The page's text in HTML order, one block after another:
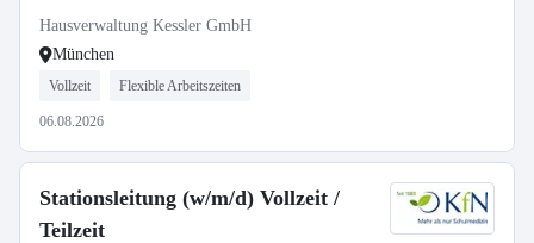
Hausverwaltung Kessler GmbH
München
Vollzeit Flexible Arbeitszeiten
06.08.2026
Stationsleitung (w/m/d) Vollzeit /
Teilzeit